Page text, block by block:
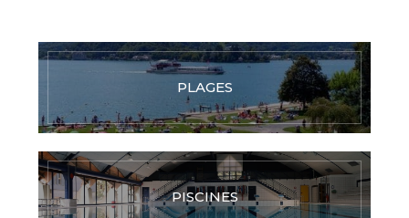
PLAGES
PISCINES